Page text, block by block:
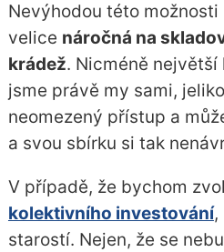
Nevýhodou této
velice náročná na
krádež. Nicméně
jsme právě my sami,
neomezený přístup a
a svou sbírku si tak
V případě, že bychom
kolektivního investování,
starostí. Nejen, že se